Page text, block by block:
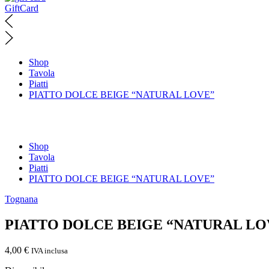
GiftCard
Shop
Tavola
Piatti
PIATTO DOLCE BEIGE “NATURAL LOVE”
Shop
Tavola
Piatti
PIATTO DOLCE BEIGE “NATURAL LOVE”
Tognana
PIATTO DOLCE BEIGE “NATURAL
4,00 € IVA inclusa